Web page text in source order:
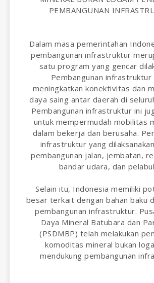
PEMBANGUNAN
Dalam masa pemerintahan
pembangunan infrastruktur
satu program yang gencar
Pembangunan
meningkatkan konektivitas dan
daya saing antar daerah di
Pembangunan infrastruktur ini
untuk mempermudah mobilitas
dalam bekerja dan berusaha.
infrastruktur yang
pembangunan jalan, jembatan,
bandar udara, dan
Selain itu, Indonesia memiliki
besar terkait dengan bahan baku
pembangunan infrastruktur.
Daya Mineral Batubara dan
(PSDMBP) telah melakukan
komoditas mineral bukan
mendukung pembangunan